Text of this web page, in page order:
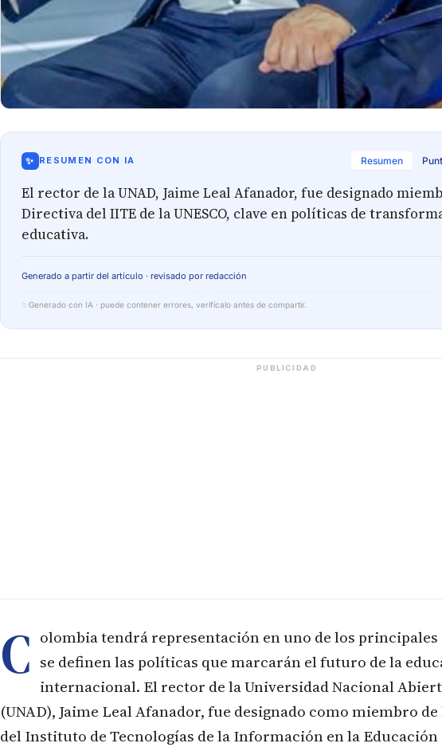
✨ RESUMEN CON IA Resumen
El rector de la UNAD, Jaime Leal Afanador, fue designado
Directiva del IITE de la UNESCO, clave en políticas de
educativa.
Generado a partir del artículo · revisado por redacción
✨ Generado con IA · puede contener errores, verifícalo antes de compartir.
PUBLICIDAD
C olombia tendrá representación en uno de los principales
se definen las políticas que marcarán el futuro de la
internacional. El rector de la Universidad Nacional
(UNAD), Jaime Leal Afanador, fue designado como miembro
del Instituto de Tecnologías de la Información en la Educación